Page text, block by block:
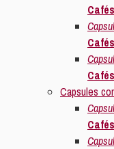
Capsules